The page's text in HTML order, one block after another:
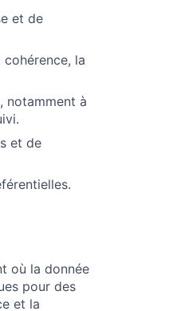
et de
la
notamment à
et de
où la donnée
pour des
et la